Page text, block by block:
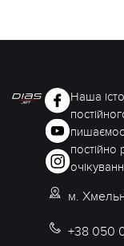
Наша
постійно
м.
+38 050